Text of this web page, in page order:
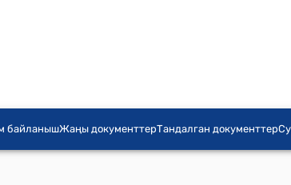
байланышЖаңы документтерТандалган документтер